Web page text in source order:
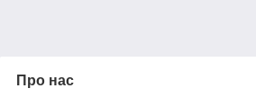
Про нас